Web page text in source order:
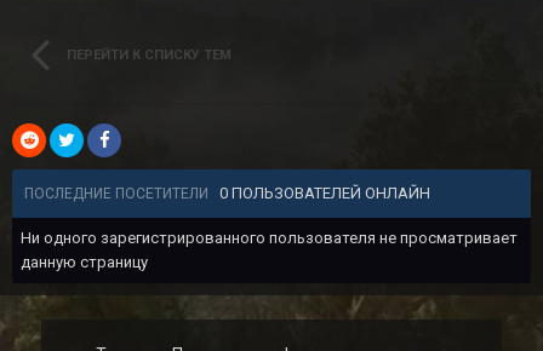
ПЕРЕЙТИ К СПИСКУ ТЕМ
ПОСЛЕДНИЕ ПОСЕТИТЕЛИ 0 ПОЛЬЗОВАТЕЛЕЙ ОНЛАЙН
Ни одного зарегистрированного пользователя не просматривает
данную страницу